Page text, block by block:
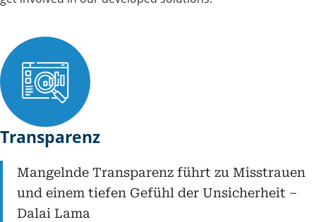
Transparenz
Mangelnde Transparenz führt zu Misstrauen
und einem tiefen Gefühl der Unsicherheit –
Dalai Lama